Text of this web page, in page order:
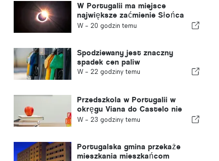
W Portugalii ma miejsce
największe zaćmienie Słońca
tego stulecia
W - 20 godzin temu
Spodziewany jest znaczny
spadek cen paliw
W - 22 godziny temu
Przedszkola w Portugalii w
okręgu Viana do Castelo nie
zostaną zamknięte
W - 23 godziny temu
Portugalska gmina przekaże
mieszkania mieszkańcom